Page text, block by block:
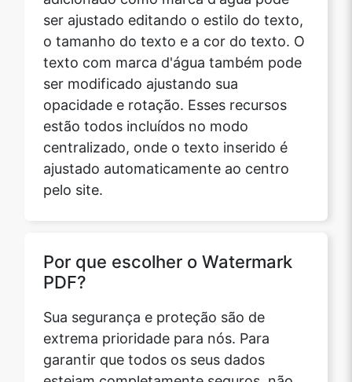
ser ajustado editando o estilo do texto,
o tamanho do texto e a cor do texto. O
texto com marca d'água também pode
ser modificado ajustando sua
opacidade e rotação. Esses recursos
estão todos incluídos no modo
centralizado, onde o texto inserido é
ajustado automaticamente ao centro
pelo site.
Por que escolher o Watermark
PDF?
Sua segurança e proteção são de
extrema prioridade para nós. Para
garantir que todos os seus dados
estejam completamente seguros, não